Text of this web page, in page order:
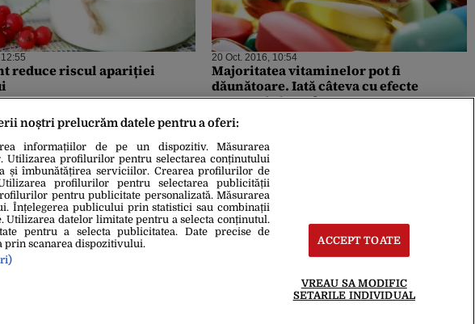
reduce riscul apariției
20 Oct. 2016, 10:54
Majoritatea vitaminelor pot fi
dăunătoare. Iată câteva cu efecte
extrem de benefice
noștri prelucrăm datele pentru a oferi:
informațiilor de pe un dispozitiv. Măsurarea
Utilizarea profilurilor pentru selectarea conținutului
și îmbunătățirea serviciilor. Crearea profilurilor de
profilurilor pentru selectarea publicității
pentru publicitate personalizată. Măsurarea
Înțelegerea publicului prin statistici sau combinații
Utilizarea datelor limitate pentru a selecta conținutul.
pentru a selecta publicitatea. Date precise de
prin scanarea dispozitivului.
ACCEPT TOATE
VREAU SA MODIFIC
SETARILE INDIVIDUAL